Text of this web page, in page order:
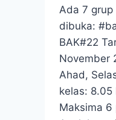
Ada 7
dibuka:
BAK#22
November
Ahad,
kelas: 8.05
Maksima 6